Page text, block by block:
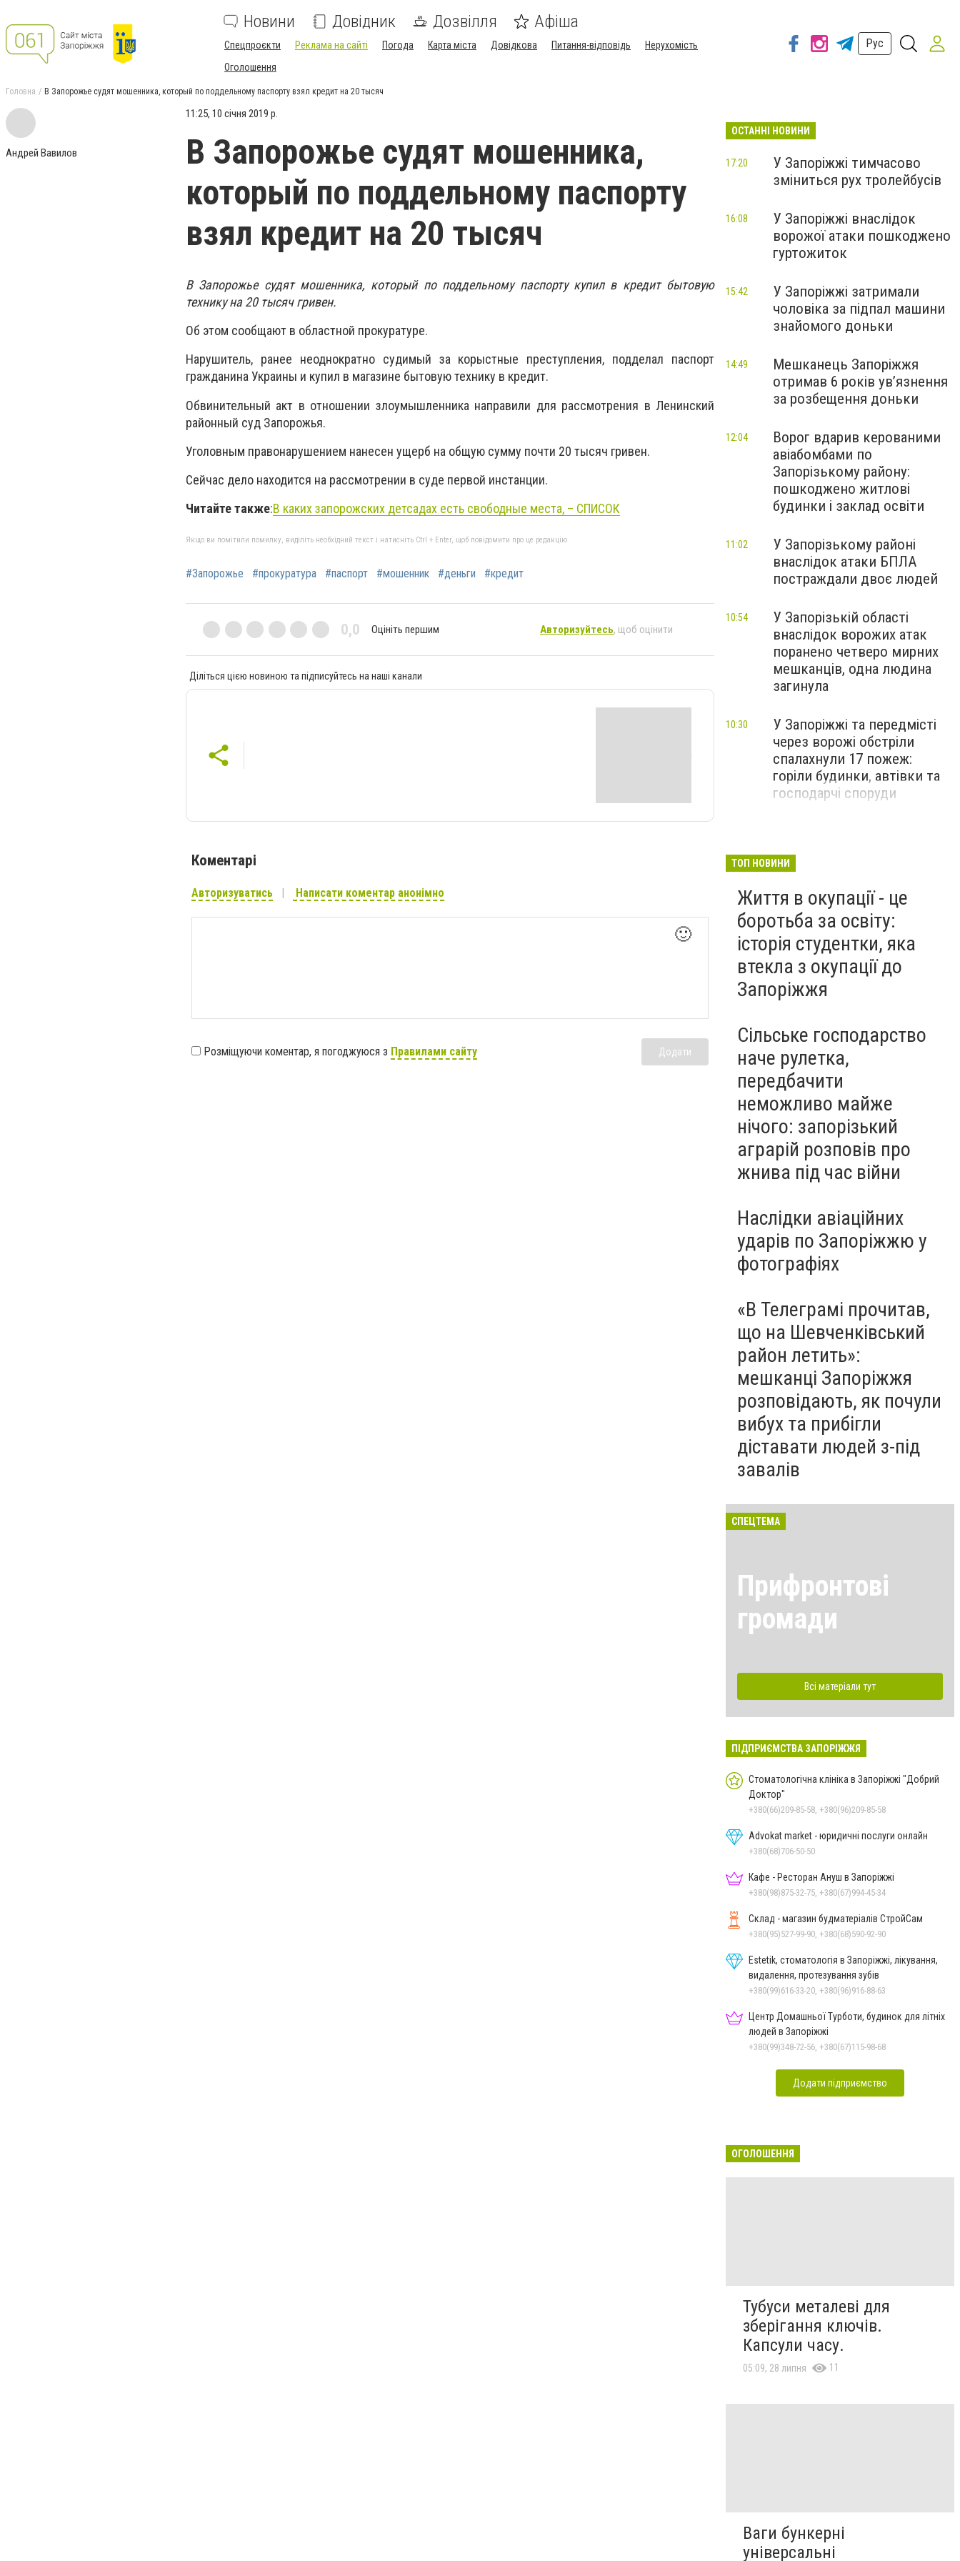
Новини Довідник Дозвілля Афіша
Спецпроєкти Реклама на сайті Погода Карта міста Довідкова Питання-відповідь
Нерухомість
Оголошення
Рус
Головна В Запорожье судят мошенника, который по поддельному паспорту взял кредит на 20 тысяч
Андрей Вавилов
11:25, 10 січня 2019 р.
В Запорожье судят мошенника,
который по поддельному паспорту
взял кредит на 20 тысяч
В Запорожье судят мошенника, который по поддельному паспорту купил в кредит бытовую
технику на 20 тысяч гривен.
Об этом сообщают в областной прокуратуре.
Нарушитель, ранее неоднократно судимый за корыстные преступления, подделал паспорт
гражданина Украины и купил в магазине бытовую технику в кредит.
Обвинительный акт в отношении злоумышленника направили для рассмотрения в Ленинский
районный суд Запорожья.
Уголовным правонарушением нанесен ущерб на общую сумму почти 20 тысяч гривен.
Сейчас дело находится на рассмотрении в суде первой инстанции.
Читайте также:В каких запорожских детсадах есть свободные места, – СПИСОК
Якщо ви помітили помилку, виділіть необхідний текст і натисніть Ctrl + Enter, щоб повідомити про це редакцію
#Запорожье #прокуратура #паспорт #мошенник #деньги #кредит
0,0 Оцініть першим Авторизуйтесь, щоб оцінити
Діліться цією новиною та підписуйтесь на наші канали
Коментарі
Авторизуватись Написати коментар анонімно
🙂
Розміщуючи коментар, я погоджуюся з Правилами сайту Додати
ОСТАННІ НОВИНИ
У Запоріжжі тимчасово
зміниться рух тролейбусів
17:20
У Запоріжжі внаслідок
ворожої атаки пошкоджено
гуртожиток
16:08
У Запоріжжі затримали
чоловіка за підпал машини
знайомого доньки
15:42
Мешканець Запоріжжя
отримав 6 років увʼязнення
за розбещення доньки
14:49
Ворог вдарив керованими
авіабомбами по
Запорізькому району:
пошкоджено житлові
будинки і заклад освіти
12:04
У Запорізькому районі
внаслідок атаки БПЛА
постраждали двоє людей
11:02
У Запорізькій області
внаслідок ворожих атак
поранено четверо мирних
мешканців, одна людина
загинула
10:54
У Запоріжжі та передмісті
через ворожі обстріли
спалахнули 17 пожеж:
горіли будинки, автівки та
господарчі споруди
10:30
ТОП НОВИНИ
Життя в окупації - це
боротьба за освіту:
історія студентки, яка
втекла з окупації до
Запоріжжя
Сільське господарство
наче рулетка,
передбачити
неможливо майже
нічого: запорізький
аграрій розповів про
жнива під час війни
Наслідки авіаційних
ударів по Запоріжжю у
фотографіях
«В Телеграмі прочитав,
що на Шевченківський
район летить»:
мешканці Запоріжжя
розповідають, як почули
вибух та прибігли
діставати людей з-під
завалів
СПЕЦТЕМА
Прифронтові
громади
Всі матеріали тут
ПІДПРИЄМСТВА ЗАПОРІЖЖЯ
Стоматологічна клініка в Запоріжжі "Добрий
Доктор"
+380(66)209-85-58, +380(96)209-85-58
Advokat market - юридичні послуги онлайн
+380(68)706-50-50
Кафе - Ресторан Ануш в Запоріжжі
+380(98)875-32-75, +380(67)994-45-34
Склад - магазин будматеріалів СтройСам
+380(95)527-99-90, +380(68)590-92-90
Estetik, стоматологія в Запоріжжі, лікування,
видалення, протезування зубів
+380(99)616-33-20, +380(96)916-88-63
Центр Домашньої Турботи, будинок для літніх
людей в Запоріжжі
+380(99)348-72-56, +380(67)115-98-68
Додати підприємство
ОГОЛОШЕННЯ
Тубуси металеві для
зберігання ключів.
Капсули часу.
05:09, 28 липня 11
Ваги бункерні
універсальні